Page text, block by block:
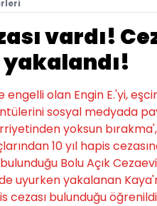
vardı!
engelli olan Engin E.'yi,
sosyal medyada
yoksun
10 yıl hapis
Bolu Açık
uyurken yakalanan
cezası bulunduğu öğrenildi